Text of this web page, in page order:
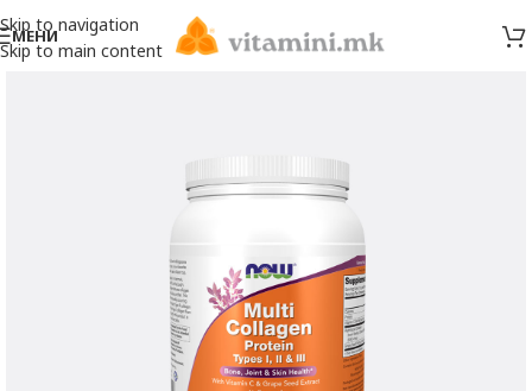
Skip to navigation
Skip to main content
МЕНИ